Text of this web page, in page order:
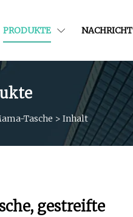
PRODUKTE NACHRICHT
Tasche > Inhalt
gestreifte